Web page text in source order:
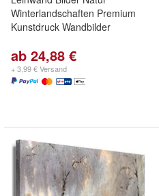
Winterlandschaften Premium
Kunstdruck Wandbilder
ab 24,88 €
+ 3,99 € Versand